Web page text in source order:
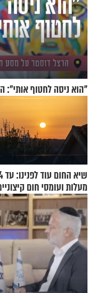
"הוא ניסה לחטוף אותי":
שיא
מעלות ועומסי חום